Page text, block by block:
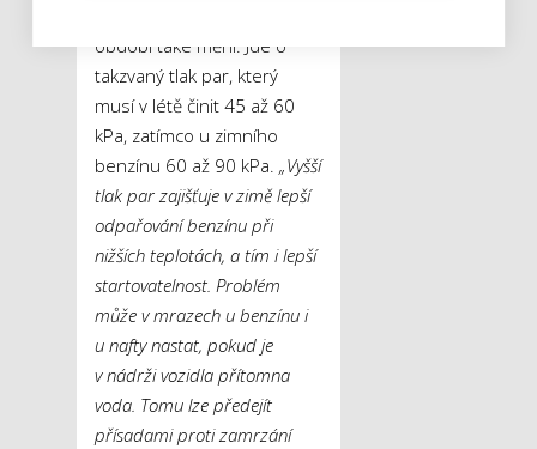
období také mění. Jde o
takzvaný tlak par, který
musí v létě činit 45 až 60
kPa, zatímco u zimního
benzínu 60 až 90 kPa. „Vyšší
tlak par zajišťuje v zimě lepší
odpařování benzínu při
nižších teplotách, a tím i lepší
startovatelnost. Problém
může v mrazech u benzínu i
u nafty nastat, pokud je
v nádrži vozidla přítomna
voda. Tomu lze předejít
přísadami proti zamrzání